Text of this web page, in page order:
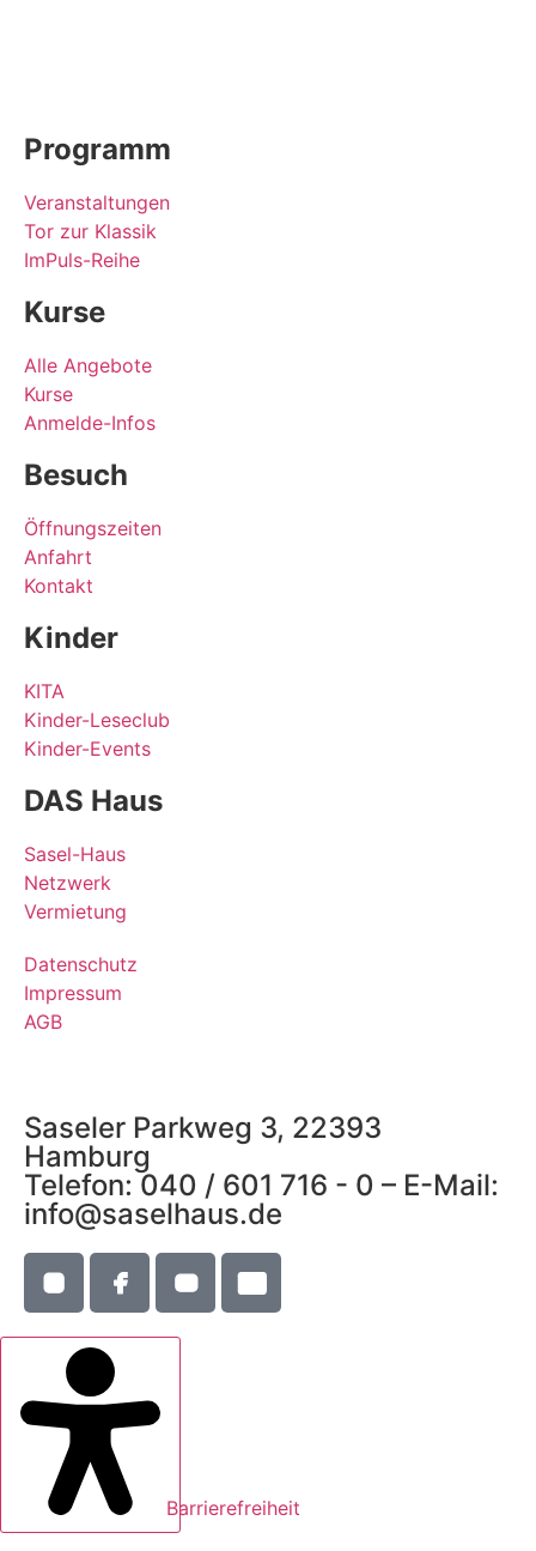
Programm
Veranstaltungen
Tor zur Klassik
ImPuls-Reihe
Kurse
Alle Angebote
Kurse
Anmelde-Infos
Besuch
Öffnungszeiten
Anfahrt
Kontakt
Kinder
KITA
Kinder-Leseclub
Kinder-Events
DAS Haus
Sasel-Haus
Netzwerk
Vermietung
Datenschutz
Impressum
AGB
Saseler Parkweg 3, 22393
Hamburg
Telefon: 040 / 601 716 - 0 – E-Mail:
info@saselhaus.de
Barrierefreiheit